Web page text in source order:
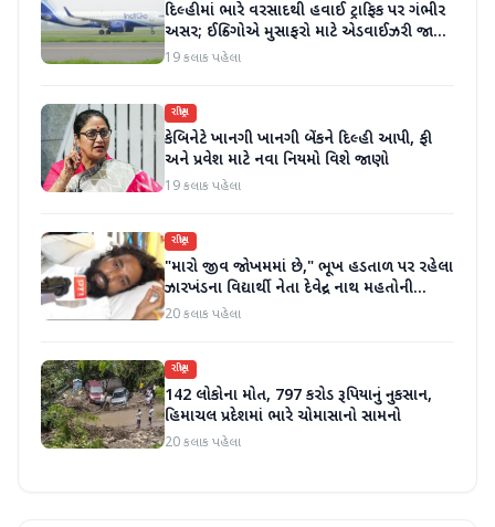
દિલ્હીમાં ભારે વરસાદથી હવાઈ ટ્રાફિક પર ગંભીર
અસર; ઈન્ડિગોએ મુસાફરો માટે એડવાઈઝરી જાહેર
કરી
19 કલાક પહેલા
રાષ્ટ્રીય
કેબિનેટે ખાનગી ખાનગી બેંકને દિલ્હી આપી, ફી
અને પ્રવેશ માટે નવા નિયમો વિશે જાણો
19 કલાક પહેલા
રાષ્ટ્રીય
"મારો જીવ જોખમમાં છે," ભૂખ હડતાળ પર રહેલા
ઝારખંડના વિદ્યાર્થી નેતા દેવેન્દ્ર નાથ મહતોની
તબિયત ખરાબ
20 કલાક પહેલા
રાષ્ટ્રીય
142 લોકોના મોત, 797 કરોડ રૂપિયાનું નુકસાન,
હિમાચલ પ્રદેશમાં ભારે ચોમાસાનો સામનો
20 કલાક પહેલા